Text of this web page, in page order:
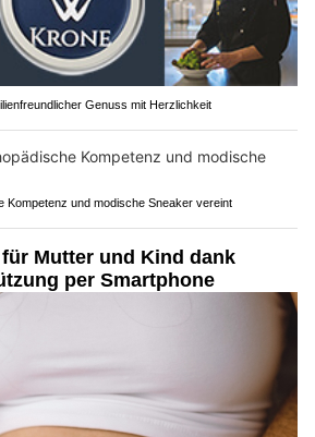
Genuss mit Herzlichkeit
Kompetenz und modische Sneaker vereint
Mutter und Kind dank
per Smartphone